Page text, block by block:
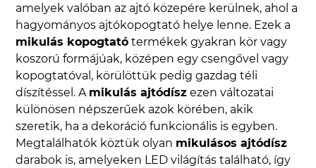
amelyek valóban az ajtó közepére kerülnek, ahol a
hagyományos ajtókopogtató helye lenne. Ezek a
mikulás kopogtató termékek gyakran kör vagy
koszorú formájúak, középen egy csengővel vagy
kopogtatóval, körülöttük pedig gazdag téli
díszítéssel. A mikulás ajtódísz ezen változatai
különösen népszerűek azok körében, akik
szeretik, ha a dekoráció funkcionális is egyben.
Megtalálhatók köztük olyan mikulásos ajtódísz
darabok is, amelyeken LED világítás található, így